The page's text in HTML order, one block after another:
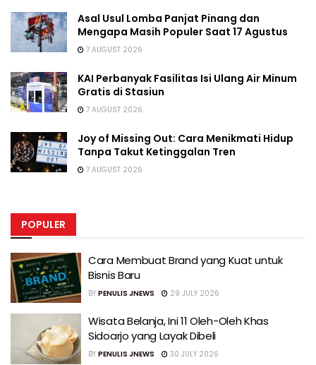
Asal Usul Lomba Panjat Pinang dan
Mengapa Masih Populer Saat 17 Agustus
7 AUGUST 2026
KAI Perbanyak Fasilitas Isi Ulang Air Minum
Gratis di Stasiun
7 AUGUST 2026
Joy of Missing Out: Cara Menikmati Hidup
Tanpa Takut Ketinggalan Tren
7 AUGUST 2026
POPULER
Cara Membuat Brand yang Kuat untuk
Bisnis Baru
BY PENULIS JNEWS 29 JULY 2026
Wisata Belanja, Ini 11 Oleh-Oleh Khas
Sidoarjo yang Layak Dibeli
BY PENULIS JNEWS 30 JULY 2026